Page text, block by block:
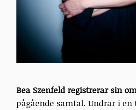
Bea Szenfeld registrerar sin
pågående samtal. Undrar i en